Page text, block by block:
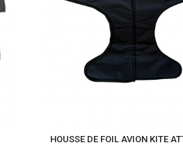
HOUSSE DE FOIL AVION KITE